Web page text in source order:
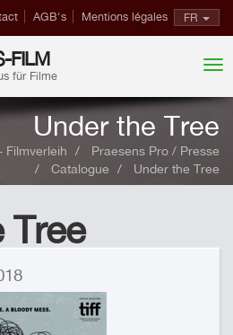
FR
AGB's Mentions légales
FILM
für Filme
Under the Tree
Filmverleih
Praesens Pro / Presse
Catalogue
Under the Tree
Tree